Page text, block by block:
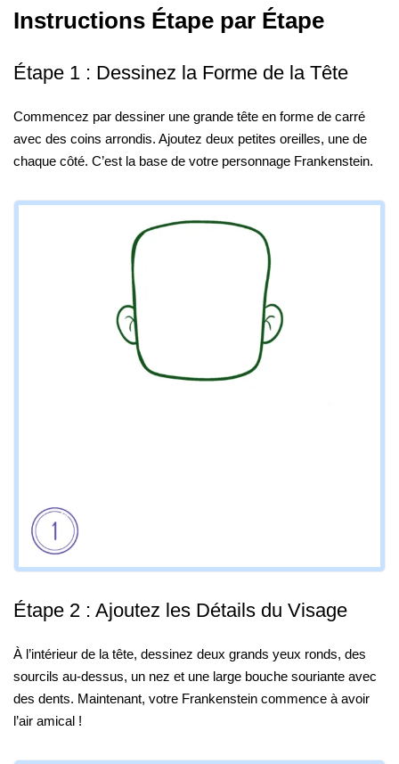
Instructions Étape par Étape
Étape 1 : Dessinez la Forme de la Tête
Commencez par dessiner une grande tête en forme de carré
avec des coins arrondis. Ajoutez deux petites oreilles, une de
chaque côté. C’est la base de votre personnage Frankenstein.
Étape 2 : Ajoutez les Détails du Visage
À l’intérieur de la tête, dessinez deux grands yeux ronds, des
sourcils au-dessus, un nez et une large bouche souriante avec
des dents. Maintenant, votre Frankenstein commence à avoir
l’air amical !